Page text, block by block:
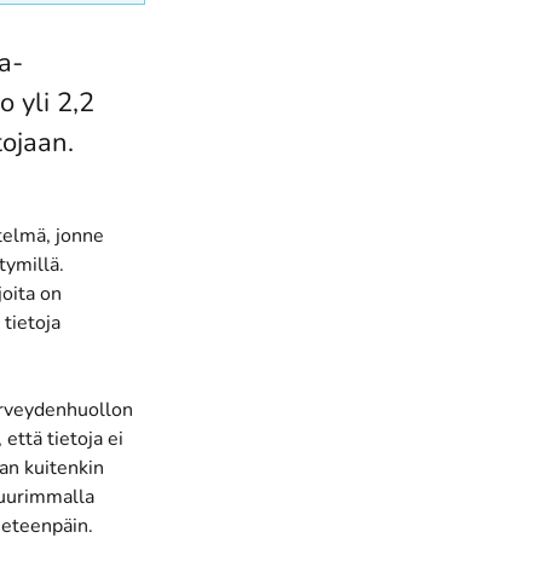
yli 2,2
jonne
on
tietoja
että tietoja ei
kuitenkin